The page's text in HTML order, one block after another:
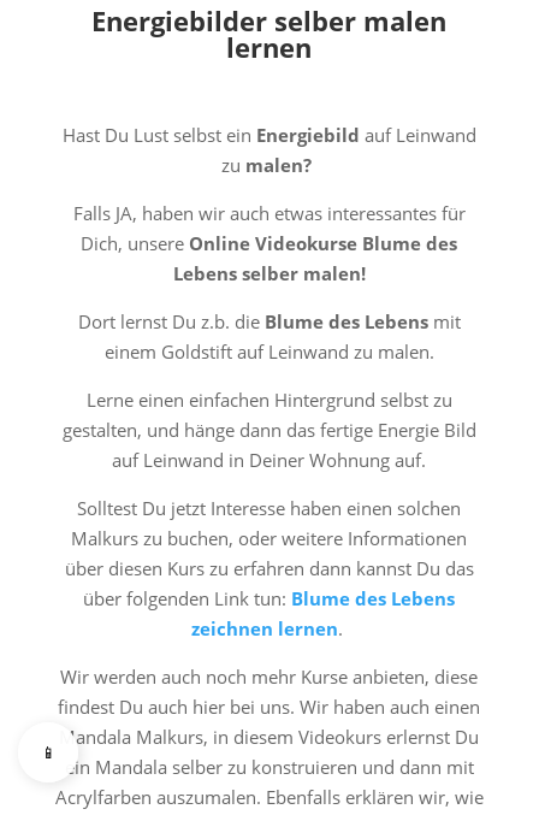
Energiebilder selber malen
lernen
Hast Du Lust selbst ein Energiebild auf Leinwand
zu malen?
Falls JA, haben wir auch etwas interessantes für
Dich, unsere Online Videokurse Blume des
Lebens selber malen!
Dort lernst Du z.b. die Blume des Lebensmit
einem Goldstift auf Leinwand zu malen.
Lerne einen einfachen Hintergrund selbst zu
gestalten, und hänge dann das fertige Energie Bild
auf Leinwand in Deiner Wohnung auf.
Solltest Du jetzt Interesse haben einen solchen
Malkurs zu buchen, oder weitere Informationen
über diesen Kurs zu erfahren dann kannst Du das
über folgenden Link tun: Blume des Lebens
zeichnen lernen.
Wir werden auch noch mehr Kurse anbieten, diese
findest Du auch hier bei uns. Wir haben auch einen
Mandala Malkurs, in diesem Videokurs erlernst Du
ein Mandala selber zu konstruieren und dann mit
Acrylfarben auszumalen. Ebenfalls erklären wir, wie
📱